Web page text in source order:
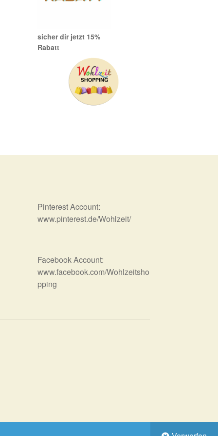
sicher dir jetzt 15%
Rabatt
Pinterest Account:
www.pinterest.de/Wohlzeit/
Facebook Account:
www.facebook.com/Wohlzeitsho
pping